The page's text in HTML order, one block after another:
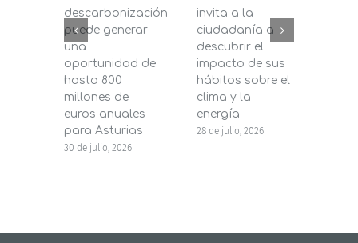
descarbonización
puede generar
una
oportunidad de
hasta 800
millones de
euros anuales
para Asturias
30 de julio, 2026
invita a la
ciudadanía a
descubrir el
impacto de sus
hábitos sobre el
clima y la
energía
28 de julio, 2026